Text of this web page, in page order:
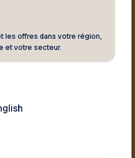
:
les offres dans votre région,
et votre secteur.